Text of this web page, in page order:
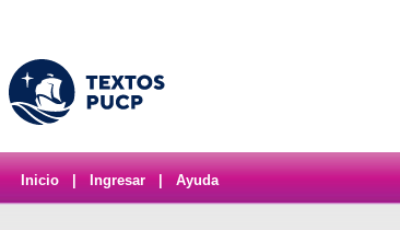
Inicio Ingresar Ayuda